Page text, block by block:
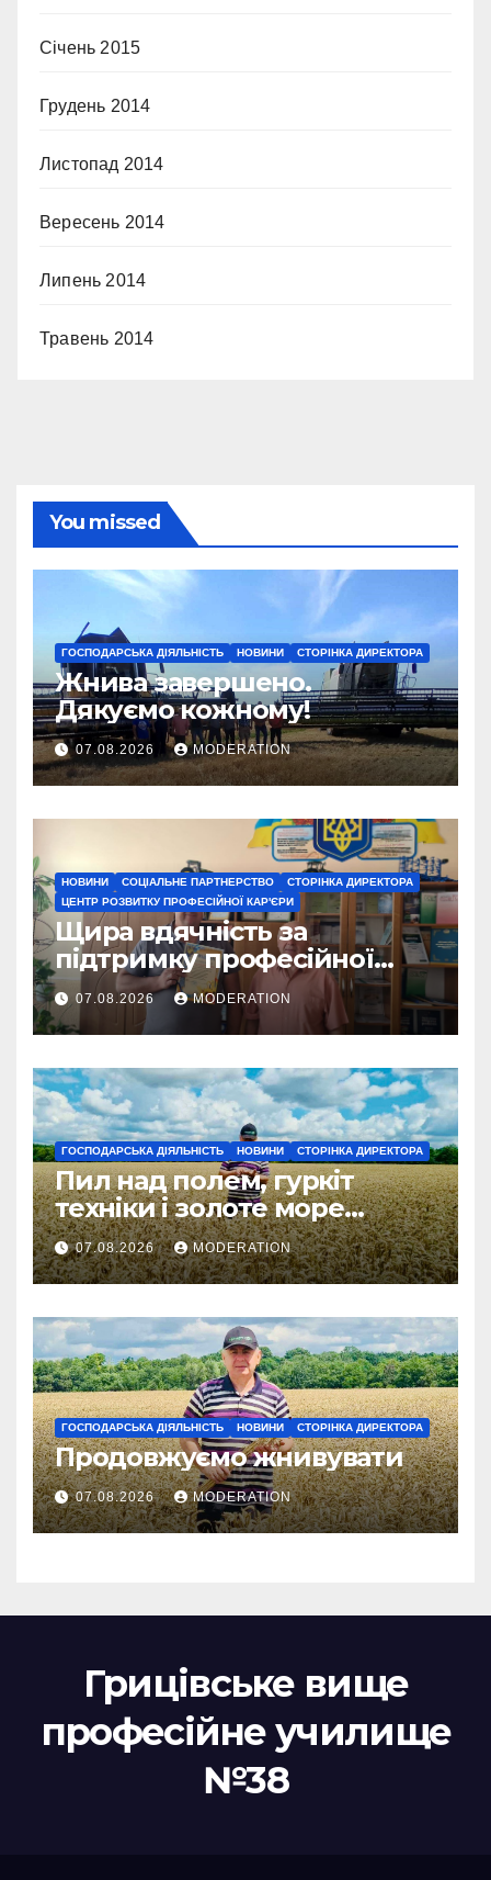
Січень 2015
Грудень 2014
Листопад 2014
Вересень 2014
Липень 2014
Травень 2014
You missed
ГОСПОДАРСЬКА ДІЯЛЬНІСТЬ НОВИНИ СТОРІНКА ДИРЕКТОРА
Жнива завершено.
Дякуємо кожному!
07.08.2026 MODERATION
НОВИНИ СОЦІАЛЬНЕ ПАРТНЕРСТВО
СТОРІНКА ДИРЕКТОРА
ЦЕНТР РОЗВИТКУ ПРОФЕСІЙНОЇ КАР'ЄРИ
Щира вдячність за
підтримку професійної
освіти
07.08.2026 MODERATION
ГОСПОДАРСЬКА ДІЯЛЬНІСТЬ НОВИНИ СТОРІНКА ДИРЕКТОРА
Пил над полем, гуркіт
техніки і золоте море
колосся — так виглядає
справжнє українське літо
07.08.2026 MODERATION
ГОСПОДАРСЬКА ДІЯЛЬНІСТЬ НОВИНИ СТОРІНКА ДИРЕКТОРА
Продовжуємо жнивувати
07.08.2026 MODERATION
Грицівське вище
професійне училище
№38